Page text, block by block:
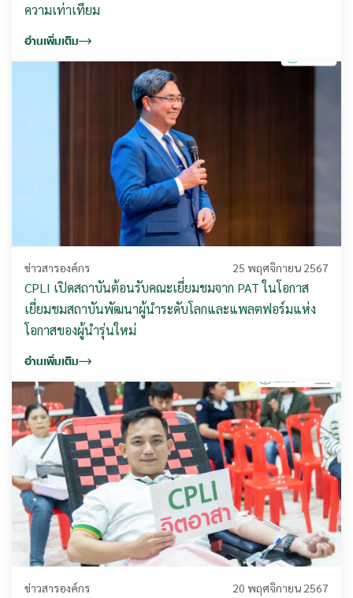
ความเท่าเทียม
อ่านเพิ่มเติม
ข่าวสารองค์กร 25 พฤศจิกายน 2567
CPLI เปิดสถาบันต้อนรับคณะเยี่ยมชมจาก PAT ในโอกาส
เยี่ยมชมสถาบันพัฒนาผู้นำระดับโลกและแพลตฟอร์มแห่ง
โอกาสของผู้นำรุ่นใหม่
อ่านเพิ่มเติม
ข่าวสารองค์กร 20 พฤศจิกายน 2567